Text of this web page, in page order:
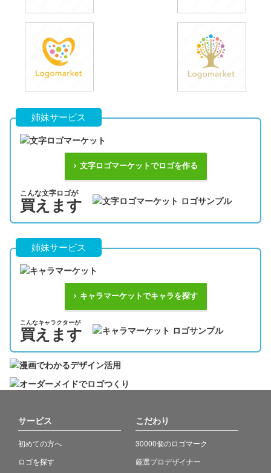
姉妹サービス
文字ロゴマーケットでロゴを作る
こんな文字ロゴが
買えます
姉妹サービス
キャラマーケットでキャラを探す
こんなキャラクターが
買えます
サービス
初めての方へ
ロゴを探す
こだわり
30000個のロゴマーク
厳選プロデザイナー